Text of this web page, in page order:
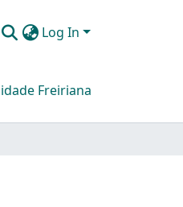
Log In
Freiriana